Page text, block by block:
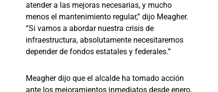
atender a las mejoras necesarias, y mucho
menos el mantenimiento regular,” dijo Meagher.
“Si vamos a abordar nuestra crisis de
infraestructura, absolutamente necesitaremos
depender de fondos estatales y federales.”
Meagher dijo que el alcalde ha tomado acción
ante los mejoramientos inmediatos desde enero,